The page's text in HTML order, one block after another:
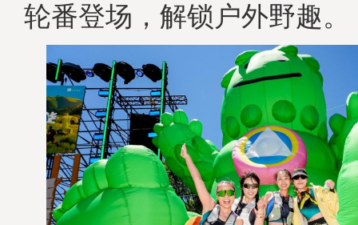
轮番登场，解锁户外野趣。